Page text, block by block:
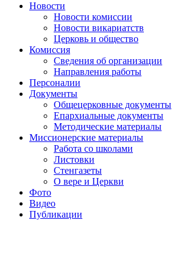
Новости
Новости комиссии
Новости викариатств
Церковь и общество
Комиссия
Сведения об организации
Направления работы
Персоналии
Документы
Общецерковные документы
Епархиальные документы
Методические материалы
Миссионерские материалы
Работа со школами
Листовки
Стенгазеты
О вере и Церкви
Фото
Видео
Публикации